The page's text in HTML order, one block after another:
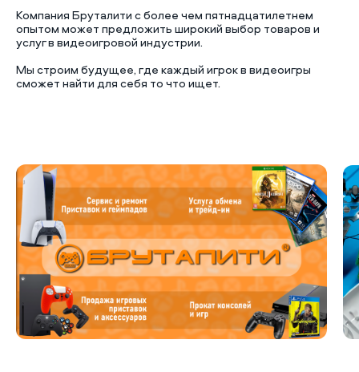
Компания Бруталити с более чем пятнадцатилетнем
опытом может предложить широкий выбор товаров и
услуг в видеоигровой индустрии.
Мы строим будущее, где каждый игрок в видеоигры
сможет найти для себя то что ищет.